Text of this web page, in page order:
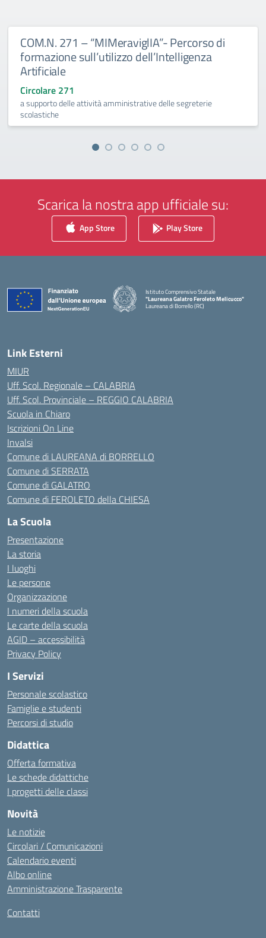
COM.N. 271 – “MIMeraviglIA”- Percorso di
formazione sull’utilizzo dell’Intelligenza
Artificiale
Circolare 271
a supporto delle attività amministrative delle segreterie
scolastiche
Scarica la nostra app ufficiale su:
App Store Play Store
Istituto Comprensivo Statale
"Laureana Galatro Feroleto Melicucco"
Laureana di Borrello (RC)
Link Esterni
MIUR
Uff. Scol. Regionale – CALABRIA
Uff. Scol. Provinciale – REGGIO CALABRIA
Scuola in Chiaro
Iscrizioni On Line
Invalsi
Comune di LAUREANA di BORRELLO
Comune di SERRATA
Comune di GALATRO
Comune di FEROLETO della CHIESA
La Scuola
Presentazione
La storia
I luoghi
Le persone
Organizzazione
I numeri della scuola
Le carte della scuola
AGID – accessibilità
Privacy Policy
I Servizi
Personale scolastico
Famiglie e studenti
Percorsi di studio
Didattica
Offerta formativa
Le schede didattiche
I progetti delle classi
Novità
Le notizie
Circolari / Comunicazioni
Calendario eventi
Albo online
Amministrazione Trasparente
Contatti